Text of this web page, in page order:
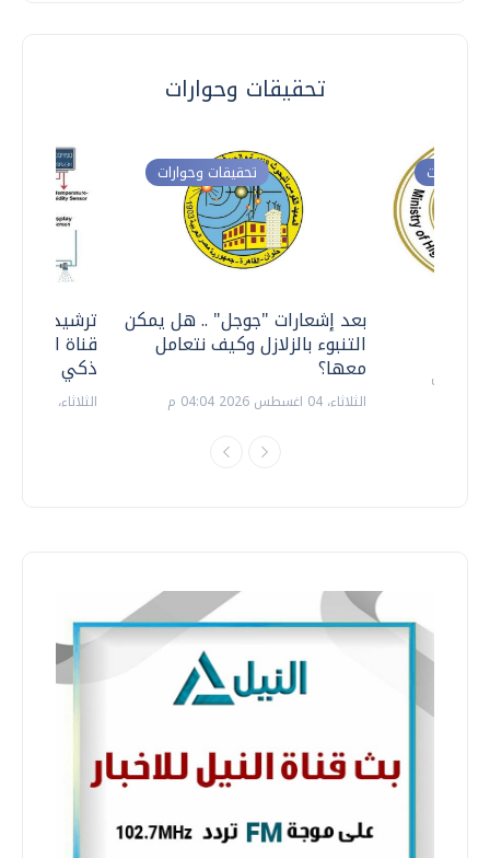
تحقيقات وحوارات
ترشيدا
قناة
ذكي
الثلاثاء، 14 يوليو 2026 06:11 م
تحقيقات وحوارات
بعد إشعارات "جوجل" .. هل يمكن
التنبوء بالزلازل وكيف نتعامل
معها؟
الثلاثاء، 04 اغسطس 2026 04:04 م
وحوارات